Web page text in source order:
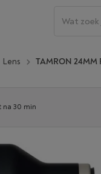
Lens TAMRON 24MM
na 30 min